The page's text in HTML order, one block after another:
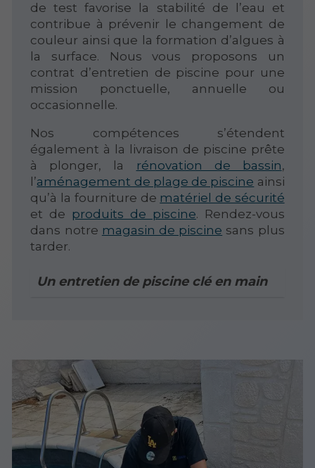
de test favorise la stabilité de l’eau et
contribue à prévenir le changement de
couleur ainsi que la formation d’algues à
la surface. Nous vous proposons un
contrat d’entretien de piscine pour une
mission ponctuelle, annuelle ou
occasionnelle.
Nos compétences s’étendent
également à la livraison de piscine prête
à plonger, la
rénovation de bassin,
l’aménagement de plage de piscine ainsi
qu’à la fourniture de matériel de sécurité
et de produits de piscine. Rendez-vous
dans notre magasin de piscine sans plus
tarder.
Un entretien de piscine clé en main